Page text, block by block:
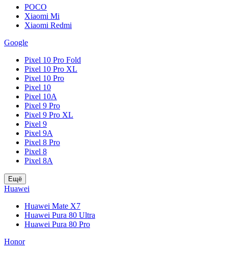
POCO
Xiaomi Mi
Xiaomi Redmi
Google
Pixel 10 Pro Fold
Pixel 10 Pro XL
Pixel 10 Pro
Pixel 10
Pixel 10A
Pixel 9 Pro
Pixel 9 Pro XL
Pixel 9
Pixel 9A
Pixel 8 Pro
Pixel 8
Pixel 8A
Ещё
Huawei
Huawei Mate X7
Huawei Pura 80 Ultra
Huawei Pura 80 Pro
Honor